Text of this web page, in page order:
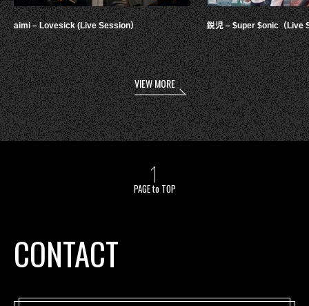
aimi – Lovesick (Live Session） 鋭児 – $uper $onic（Live
VIEW MORE
PAGE to TOP
CONTACT